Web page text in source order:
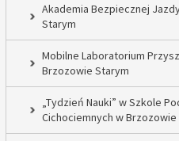
Akademia Bezpiecznej
Starym
Mobilne Laboratorium
Brzozowie Starym
„Tydzień Nauki” w Szkole
Cichociemnych w Brzozowie